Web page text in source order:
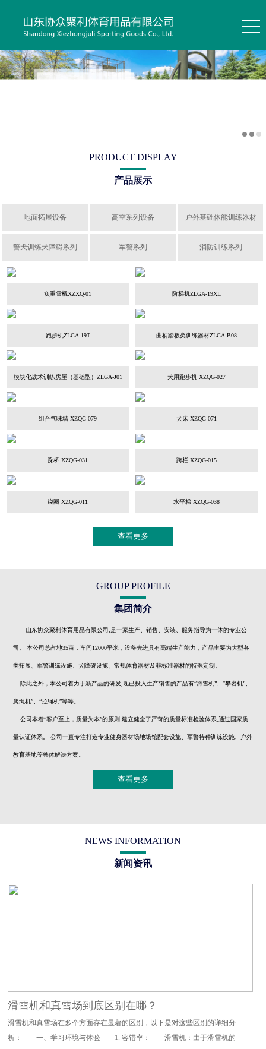
PRODUCT DISPLAY
产品展示
地面拓展设备 高空系列设备 户外基础体能训练器材
警犬训练犬障碍系列 军警系列 消防训练系列
负重雪橇XZXQ-01 阶梯机ZLGA-19XL
跑步机ZLGA-19T 曲柄踏板类训练器材ZLGA-B08
模块化战术训练房屋（基础型）ZLGA-J01 犬用跑步机 XZQG-027
组合气味墙 XZQG-079 犬床 XZQG-071
跺桥 XZQG-031 跨栏 XZQG-015
绕圈 XZQG-011 水平梯 XZQG-038
查看更多
GROUP PROFILE
集团简介
山东协众聚利体育用品有限公司,是一家生产、销售、安装、服务指导为一体的专业公
司。 本公司总占地35亩，车间12000平米，设备先进具有高端生产能力，产品主要为大型各
类拓展、军警训练设施、犬障碍设施、常规体育器材及非标准器材的特殊定制。
除此之外，本公司着力于新产品的研发,现已投入生产销售的产品有“滑雪机”、“攀岩机”、
爬绳机”、“拉绳机”等等。
公司本着“客户至上，质量为本”的原则,建立健全了严苛的质量标准检验体系,通过国家质
量认证体系。 公司一直专注打造专业健身器材场地场馆配套设施、军警特种训练设施、户外
教育基地等整体解决方案。
查看更多
NEWS INFORMATION
新闻资讯
滑雪机和真雪场到底区别在哪？
雪机和真雪场在多个方面存在显著的区别，以下是对这些区别的详细分
析： 一、学习环境与体验 1. 容错率： 滑雪机：由于滑雪机的